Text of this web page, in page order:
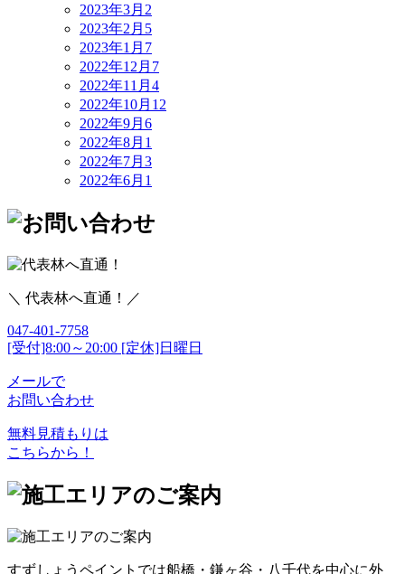
2023年3月 2
2023年2月 5
2023年1月 7
2022年12月 7
2022年11月 4
2022年10月 12
2022年9月 6
2022年8月 1
2022年7月 3
2022年6月 1
＼ 代表林へ直通！／
047-401-7758
[受付]8:00～20:00 [定休]日曜日
メールで
お問い合わせ
無料見積もりは
こちらから！
すずしょうペイントでは船橋・鎌ヶ谷・八千代を中心に外